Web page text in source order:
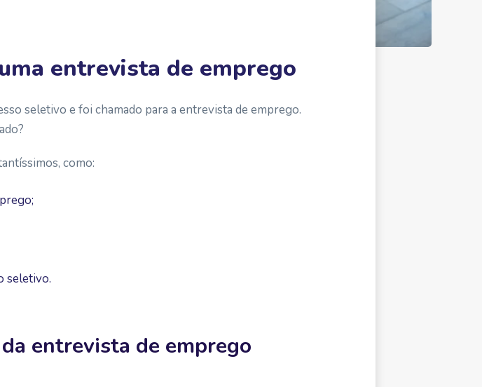
entrevista de emprego
seletivo e foi chamado para a entrevista de emprego.
como:
seletivo.
entrevista de emprego